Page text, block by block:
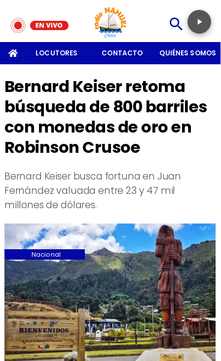
LOCUTORES CONTACTO QUIÉNES SOMOS
Bernard Keiser retoma
búsqueda de 800 barriles
con monedas de oro en
Robinson Crusoe
Bernard Keiser busca fortuna en Juan
Fernández valuada entre 23 y 47 mil
millones de dólares.
Nacional